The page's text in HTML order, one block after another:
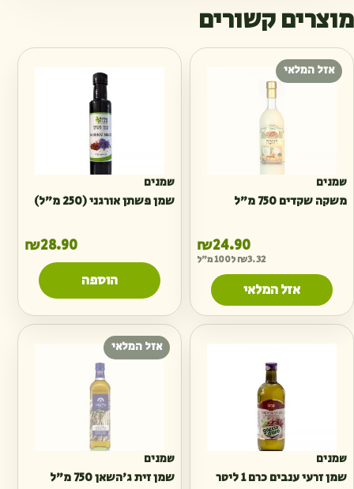
מוצרים קשורים
אזל המלאי
שמנים
משקה שקדים 750 מ״ל
₪24.90
₪3.32 ל100 מ"ל
אזל המלאי
שמנים
שמן פשתן אורגני (250 מ״ל)
₪28.90
הוספה
שמנים
שמן זרעי ענבים כרם 1 ליטר
אזל המלאי
שמנים
שמן זית ג׳השאן 750 מ״ל